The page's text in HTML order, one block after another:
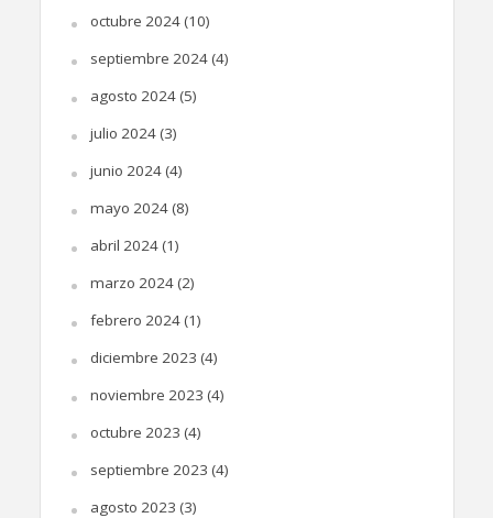
octubre 2024(10)
septiembre 2024(4)
agosto 2024(5)
julio 2024(3)
junio 2024(4)
mayo 2024(8)
abril 2024(1)
marzo 2024(2)
febrero 2024(1)
diciembre 2023 (4)
noviembre 2023 (4)
octubre 2023 (4)
septiembre 2023 (4)
agosto 2023 (3)